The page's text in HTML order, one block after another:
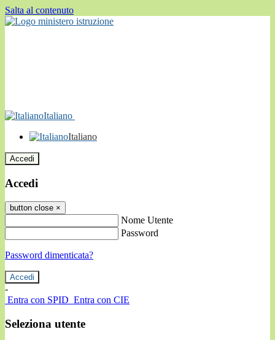
Salta al contenuto
Italiano
Italiano
Accedi
Accedi
button close ×
Nome Utente
Password
Password dimenticata?
-
Entra con SPID Entra con CIE
Seleziona utente